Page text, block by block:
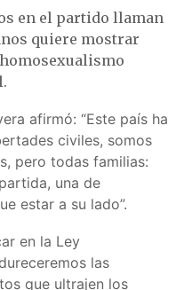
en el partido llaman
quiere mostrar
afirmó: “Este país ha
civiles, somos
pero todas familias:
una de
estar a su lado”.
en la Ley
las
que ultrajen los